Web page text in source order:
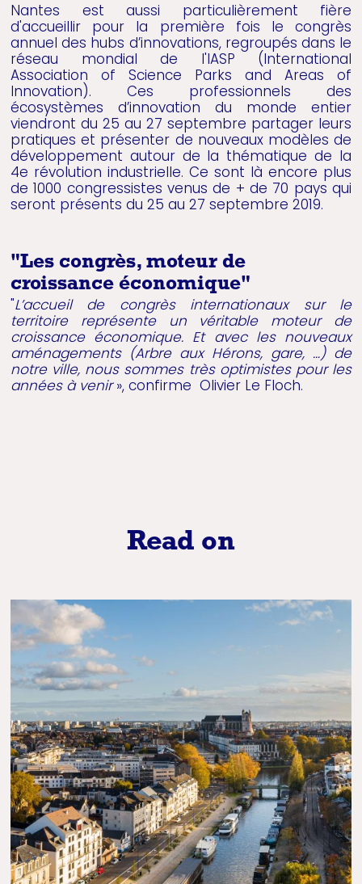
Nantes est aussi particulièrement fière
d'accueillir pour la première fois le congrès
annuel des hubs d’innovations, regroupés dans le
réseau mondial de l'IASP (International
Association of Science Parks and Areas of
Innovation). Ces professionnels des
écosystèmes d’innovation du monde entier
viendront du 25 au 27 septembre partager leurs
pratiques et présenter de nouveaux modèles de
développement autour de la thématique de la
4e révolution industrielle. Ce sont là encore plus
de 1000 congressistes venus de + de 70 pays qui
seront présents du 25 au 27 septembre 2019.
"Les congrès, moteur de
croissance économique"
"L’accueil de congrès internationaux sur le
territoire représente un véritable moteur de
croissance économique. Et avec les nouveaux
aménagements (Arbre aux Hérons, gare, …) de
notre ville, nous sommes très optimistes pour les
années à venir», confirme Olivier Le Floch.
Read on